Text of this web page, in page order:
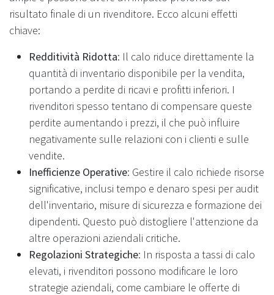
risultato finale di un rivenditore. Ecco alcuni effetti
chiave:
Redditività Ridotta: Il calo riduce direttamente la
quantità di inventario disponibile per la vendita,
portando a perdite di ricavi e profitti inferiori. I
rivenditori spesso tentano di compensare queste
perdite aumentando i prezzi, il che può influire
negativamente sulle relazioni con i clienti e sulle
vendite.
Inefficienze Operative: Gestire il calo richiede risorse
significative, inclusi tempo e denaro spesi per audit
dell'inventario, misure di sicurezza e formazione dei
dipendenti. Questo può distogliere l'attenzione da
altre operazioni aziendali critiche.
Regolazioni Strategiche: In risposta a tassi di calo
elevati, i rivenditori possono modificare le loro
strategie aziendali, come cambiare le offerte di